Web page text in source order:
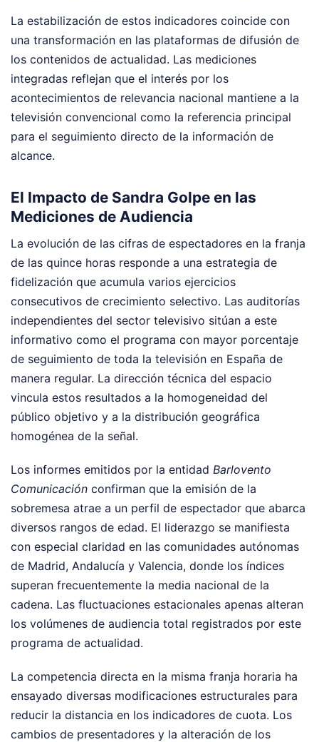
La estabilización de estos indicadores coincide con
una transformación en las plataformas de difusión de
los contenidos de actualidad. Las mediciones
integradas reflejan que el interés por los
acontecimientos de relevancia nacional mantiene a la
televisión convencional como la referencia principal
para el seguimiento directo de la información de
alcance.
El Impacto de Sandra Golpe en las
Mediciones de Audiencia
La evolución de las cifras de espectadores en la franja
de las quince horas responde a una estrategia de
fidelización que acumula varios ejercicios
consecutivos de crecimiento selectivo. Las auditorías
independientes del sector televisivo sitúan a este
informativo como el programa con mayor porcentaje
de seguimiento de toda la televisión en España de
manera regular. La dirección técnica del espacio
vincula estos resultados a la homogeneidad del
público objetivo y a la distribución geográfica
homogénea de la señal.
Los informes emitidos por la entidad Barlovento
Comunicación confirman que la emisión de la
sobremesa atrae a un perfil de espectador que abarca
diversos rangos de edad. El liderazgo se manifiesta
con especial claridad en las comunidades autónomas
de Madrid, Andalucía y Valencia, donde los índices
superan frecuentemente la media nacional de la
cadena. Las fluctuaciones estacionales apenas alteran
los volúmenes de audiencia total registrados por este
programa de actualidad.
La competencia directa en la misma franja horaria ha
ensayado diversas modificaciones estructurales para
reducir la distancia en los indicadores de cuota. Los
cambios de presentadores y la alteración de los